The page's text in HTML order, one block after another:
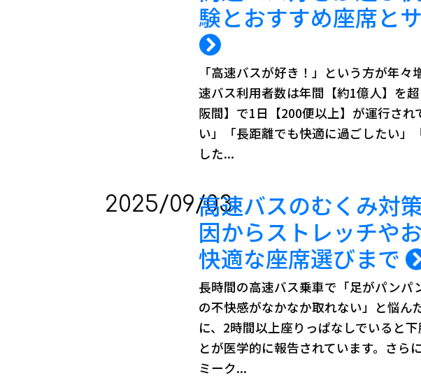
験とおすすめ座席と
「高速バスが好き！」という方が年
速バス利用者数は年間【約1億人】を
阪間】で1日【200便以上】が運行され
い」「長距離でも快適に過ごしたい」
した...
2025/09/03高速バスのむくみ対
因からストレッチや
快適な座席選びまで
長時間の高速バス乗車で「足がパンパ
の不快感がなかなか取れない」と悩ん
に、2時間以上座りっぱなしでいると
とが医学的に報告されています。さら
ミーク...